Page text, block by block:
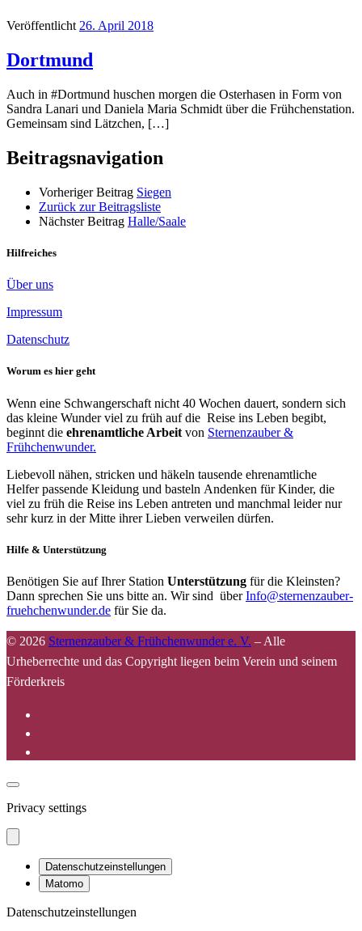
Veröffentlicht 26. April 2018
Dortmund
Auch in #Dortmund huschen morgen die Osterhasen in Form von
Sandra Lanari und Daniela Maria Schmidt über die Frühchenstation.
Gemeinsam sind Lätzchen, […]
Beitragsnavigation
Vorheriger Beitrag Siegen
Zurück zur Beitragsliste
Nächster Beitrag Halle/Saale
Hilfreiches
Über uns
Impressum
Datenschutz
Worum es hier geht
Wenn eine Schwangerschaft nicht 40 Wochen dauert, sondern sich
das kleine Wunder viel zu früh auf die Reise ins Leben begibt,
beginnt die ehrenamtliche Arbeit von Sternenzauber &
Frühchenwunder.
Liebevoll nähen, stricken und häkeln tausende ehrenamtliche
Helfer passende Kleidung und basteln Andenken für Kinder, die
viel zu früh die Reise ins Leben antreten und manchmal leider nur
sehr kurz in der Mitte ihrer Lieben verweilen dürfen.
Hilfe & Unterstützung
Benötigen Sie auf Ihrer Station Unterstützung für die Kleinsten?
Dann sprechen Sie uns bitte an. Wir sind überInfo@sternenzauber-
fruehchenwunder.de für Sie da.
© 2026 Sternenzauber & Frühchenwunder e. V. – Alle
Urheberrechte und das Copyright liegen beim Verein und seinem
Förderkreis
Privacy settings
Datenschutzeinstellungen
Matomo
Datenschutzeinstellungen